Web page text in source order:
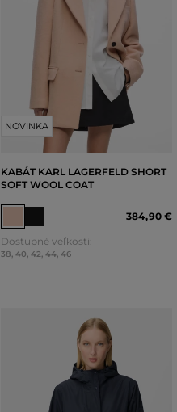
NOVINKA
KABÁT KARL LAGERFELD SHORT
SOFT WOOL COAT
384,90 €
Dostupné veľkosti:
38, 40, 42, 44, 46